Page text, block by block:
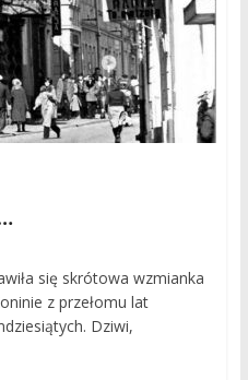
się skrótowa wzmianka
z przełomu lat
Dziwi,